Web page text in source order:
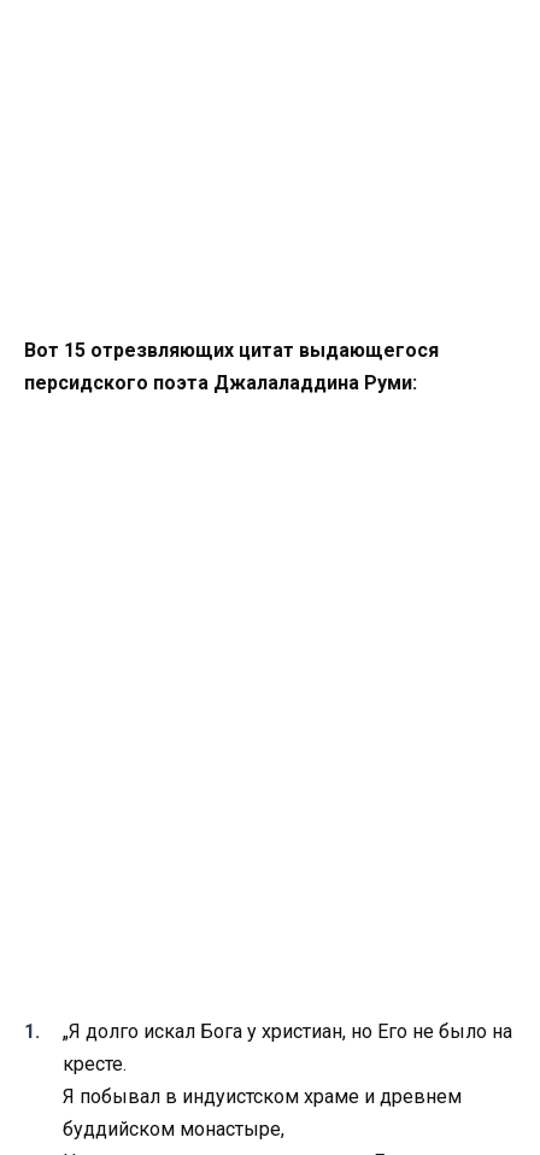
Вот 15 отрезвляющих цитат выдающегося
персидского поэта Джалаладдина Руми:
„Я долго искал Бога у христиан, но Его не было на
кресте.
Я побывал в индуистском храме и древнем
буддийском монастыре,